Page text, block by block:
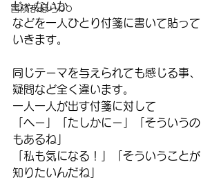
冒険まほらbo
じゃないか
などを一人ひとり付箋に書いて貼って
いきます。
同じテーマを与えられても感じる事、
疑問など全く違います。
一人一人が出す付箋に対して
「へー」「たしかにー」「そういうの
もあるね」
「私も気になる！」「そういうことが
知りたいんだね」